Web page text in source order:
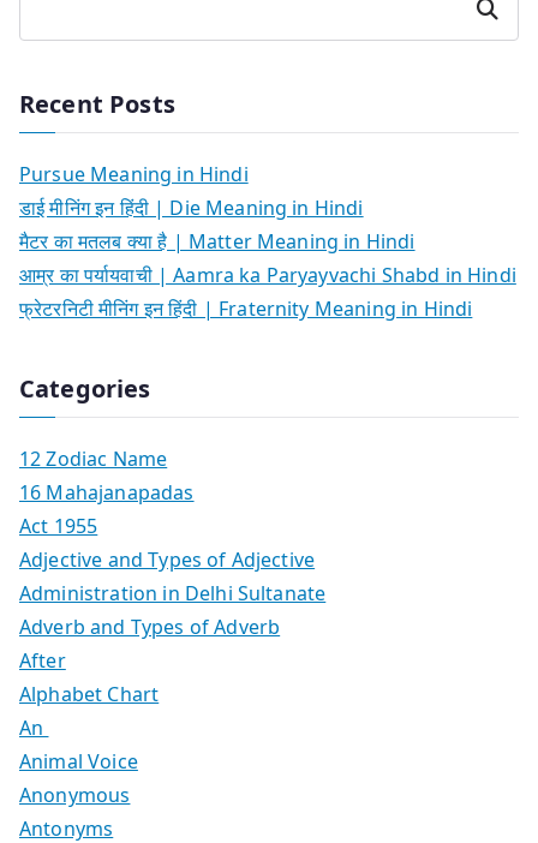
Search
Recent Posts
Pursue Meaning in Hindi
डाई मीनिंग इन हिंदी | Die Meaning in Hindi
मैटर का मतलब क्या है | Matter Meaning in Hindi
आम्र का पर्यायवाची | Aamra ka Paryayvachi Shabd in Hindi
फ्रेटरनिटी मीनिंग इन हिंदी | Fraternity Meaning in Hindi
Categories
12 Zodiac Name
16 Mahajanapadas
Act 1955
Adjective and Types of Adjective
Administration in Delhi Sultanate
Adverb and Types of Adverb
After
Alphabet Chart
An
Animal Voice
Anonymous
Antonyms